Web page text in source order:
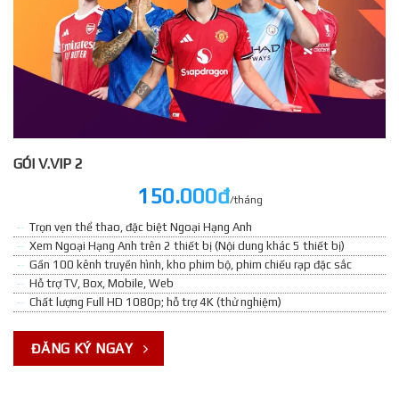
GÓI V.VIP 2
150.000đ/tháng
Trọn vẹn thể thao, đặc biệt Ngoại Hạng Anh
Xem Ngoại Hạng Anh trên 2 thiết bị (Nội dung khác 5 thiết bị)
Gần 100 kênh truyền hình, kho phim bộ, phim chiếu rạp đặc sắc
Hỗ trợ TV, Box, Mobile, Web
Chất lượng Full HD 1080p; hỗ trợ 4K (thử nghiệm)
ĐĂNG KÝ NGAY